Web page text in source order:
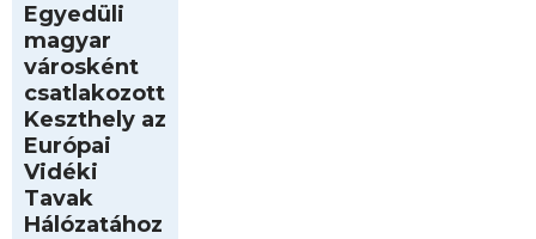
Egyedüli
magyar
városként
csatlakozott
Keszthely az
Európai
Vidéki
Tavak
Hálózatához